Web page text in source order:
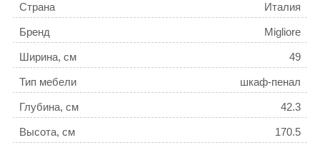
Страна Италия
Бренд Migliore
Ширина, см 49
Тип мебели шкаф-пенал
Глубина, см 42.3
Высота, см 170.5